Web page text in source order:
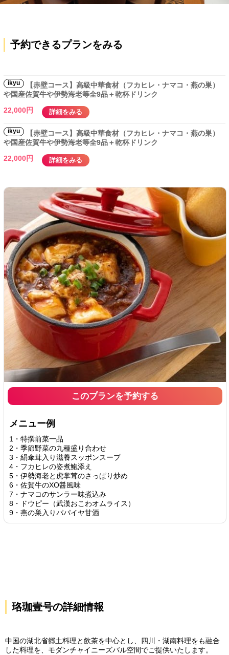
予約できるプランをみる
ikyu
【赤壁コース】高級中華食材（フカヒレ・ナマコ・燕の巣）
や国産佐賀牛や伊勢海老等全9品＋乾杯ドリンク
22,000円
詳細をみる
ikyu
【赤壁コース】高級中華食材（フカヒレ・ナマコ・燕の巣）
や国産佐賀牛や伊勢海老等全9品＋乾杯ドリンク
22,000円
詳細をみる
このプランを予約する
メニュー例
1・特撰前菜一品
2・季節野菜の九種盛り合わせ
3・絹傘茸入り滋養スッポンスープ
4・フカヒレの姿煮鮑添え
5・伊勢海老と虎掌茸のさっぱり炒め
6・佐賀牛のXO醤風味
7・ナマコのサンラー味煮込み
8・ドウピー（武漢おこわオムライス）
9・燕の巣入りパパイヤ甘酒
珞珈壹号の詳細情報
中国の湖北省郷土料理と飲茶を中心とし、四川・湖南料理をも融合
した料理を、モダンチャイニーズバル空間でご提供いたします。